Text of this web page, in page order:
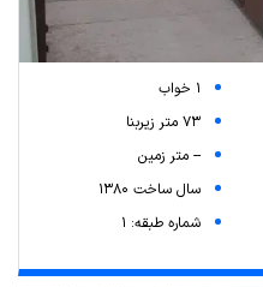
1 خواب
73 متر زیربنا
-- متر زمین
سال ساخت 1380
شماره طبقه: 1